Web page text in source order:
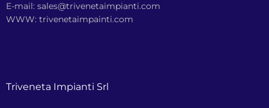
E-mail: sales@trivenetaimpianti.com
WWW: trivenetaimpainti.com
Triveneta Impianti Srl